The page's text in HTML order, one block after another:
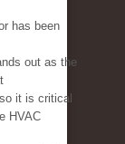
has been
out as the
it is critical
HVAC